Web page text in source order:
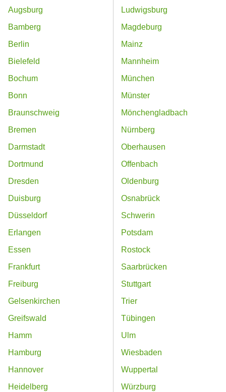
Augsburg
Bamberg
Berlin
Bielefeld
Bochum
Bonn
Braunschweig
Bremen
Darmstadt
Dortmund
Dresden
Duisburg
Düsseldorf
Erlangen
Essen
Frankfurt
Freiburg
Gelsenkirchen
Greifswald
Hamm
Hamburg
Hannover
Heidelberg
Ludwigsburg
Magdeburg
Mainz
Mannheim
München
Münster
Mönchengladbach
Nürnberg
Oberhausen
Offenbach
Oldenburg
Osnabrück
Schwerin
Potsdam
Rostock
Saarbrücken
Stuttgart
Trier
Tübingen
Ulm
Wiesbaden
Wuppertal
Würzburg